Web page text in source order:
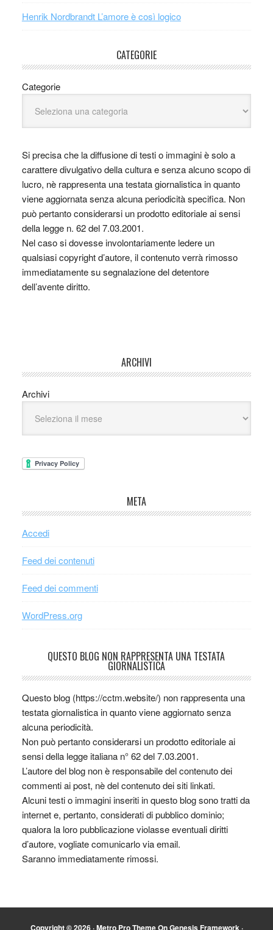
Henrik Nordbrandt L’amore è così logico
CATEGORIE
Categorie
Si precisa che la diffusione di testi o immagini è solo a
carattere divulgativo della cultura e senza alcuno scopo di
lucro, nè rappresenta una testata giornalistica in quanto
viene aggiornata senza alcuna periodicità specifica. Non
può pertanto considerarsi un prodotto editoriale ai sensi
della legge n. 62 del 7.03.2001.
Nel caso si dovesse involontariamente ledere un
qualsiasi copyright d’autore, il contenuto verrà rimosso
immediatamente su segnalazione del detentore
dell’avente diritto.
ARCHIVI
Archivi
META
Accedi
Feed dei contenuti
Feed dei commenti
WordPress.org
QUESTO BLOG NON RAPPRESENTA UNA TESTATA
GIORNALISTICA
Questo blog (https://cctm.website/) non rappresenta una
testata giornalistica in quanto viene aggiornato senza
alcuna periodicità.
Non può pertanto considerarsi un prodotto editoriale ai
sensi della legge italiana n° 62 del 7.03.2001.
L’autore del blog non è responsabile del contenuto dei
commenti ai post, nè del contenuto dei siti linkati.
Alcuni testi o immagini inseriti in questo blog sono tratti da
internet e, pertanto, considerati di pubblico dominio;
qualora la loro pubblicazione violasse eventuali diritti
d’autore, vogliate comunicarlo via email.
Saranno immediatamente rimossi.
Copyright © 2026 ·Metro Pro ThemeOnGenesis Framework ·